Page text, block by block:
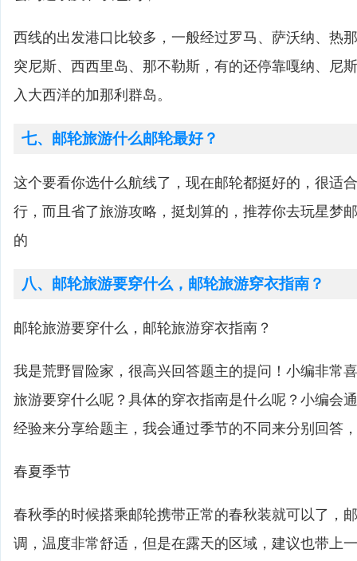
西线的出发港口比较多，一般经过罗马、萨沃纳、热
突尼斯、西西里岛、那不勒斯，有的还停靠嘎纳、尼
入大西洋的加那利群岛。
七、邮轮旅游什么邮轮最好？
这个要看你选什么航线了，现在邮轮都挺好的，很适
行，而且省了旅游攻略，挺划算的，推荐你去玩星梦
的
八、邮轮旅游要穿什么，邮轮旅游穿衣指南？
邮轮旅游要穿什么，邮轮旅游穿衣指南？
我是荒野冒险家，很高兴回答题主的提问！小编非常
旅游要穿什么呢？具体的穿衣指南是什么呢？小编会
经验来分享给题主，我会通过季节的不同来分别回答
春夏季节
春秋季的时候搭乘邮轮携带正常的春秋装就可以了，
调，温度非常舒适，但是在露天的区域，建议也带上